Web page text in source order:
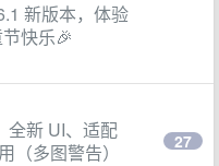
新版本，体验
快乐🎉
全新 UI、适配
（多图警告）
27